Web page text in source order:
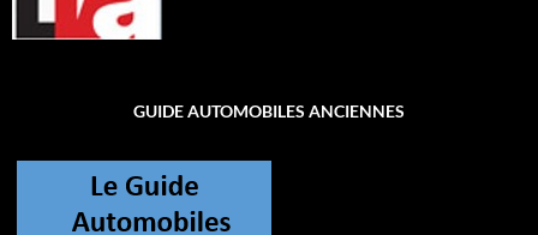
GUIDE AUTOMOBILES ANCIENNES